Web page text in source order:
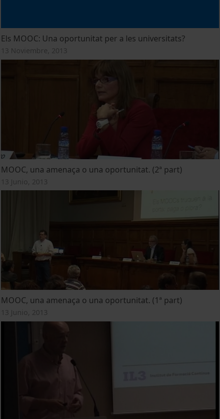
Els MOOC: Una oportunitat per a les universitats?
13 Noviembre, 2013
MOOC, una amenaça o una oportunitat. (2ª part)
13 Junio, 2013
MOOC, una amenaça o una oportunitat. (1ª part)
13 Junio, 2013